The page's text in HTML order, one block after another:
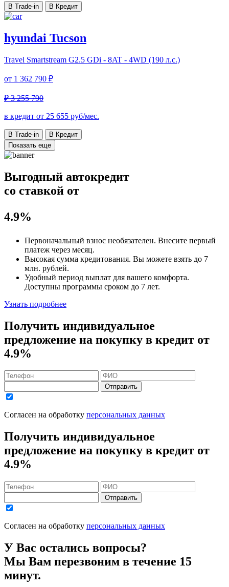
В Trade-in В Кредит
hyundai Tucson
Travel Smartstream G2.5 GDi - 8AT - 4WD (190 л.с.)
от 1 362 790 ₽
₽ 3 255 790
в кредит от 25 655 руб/мес.
В Trade-in
В Кредит
Показать еще
Выгодный автокредит
со ставкой от
4.9%
Первоначальный взнос необязателен. Внесите первый
платеж через месяц.
Высокая сумма кредитования. Вы можете взять до 7
млн. рублей.
Удобный период выплат для вашего комфорта.
Доступны программы сроком до 7 лет.
Узнать подробнее
Получить индивидуальное
предложение на покупку в кредит от
4.9%
Отправить
Согласен на обработку персональных данных
Получить индивидуальное
предложение на покупку в кредит от
4.9%
Отправить
Согласен на обработку персональных данных
У Вас остались вопросы?
Мы Вам перезвоним в течение 15
минут.